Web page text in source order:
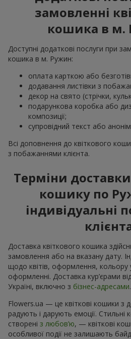
замовленні
кошика в м.
Доступні додаткові послуги при
кошика в м. Ружин:
оплата карткою або
додавання листівки з
декор на свято (стрічки,
подарункова коробка або
композиції;
супровідний текст або
Всі доповнення до квіткового
з побажаннями клієнта.
Терміни
кошику по
індивідуальні
Доставка квіткового кошика
замовлення або на вказану дату.
щодо квітів, оформлення, кольору
оформленні. Доставка кур’єрами
Україні, включно з бізнес-адресами.
Flowers.ua — це квіткові кошики з
радують і дарують емоції. Стильні
створені з любов’ю, — квіткові
особливої події не залишають